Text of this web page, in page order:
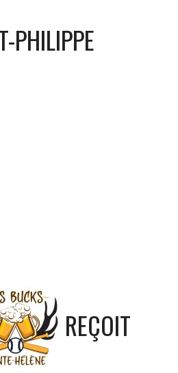
PHILIPPE
REÇOIT